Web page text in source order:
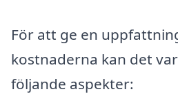
För att ge en
kostnaderna kan det
följande aspekter: